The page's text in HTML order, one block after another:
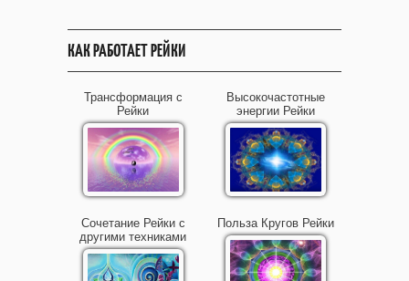
КАК РАБОТАЕТ РЕЙКИ
Трансформация с
Рейки
Высокочастотные
энергии Рейки
Сочетание Рейки с
другими техниками
Польза Кругов Рейки